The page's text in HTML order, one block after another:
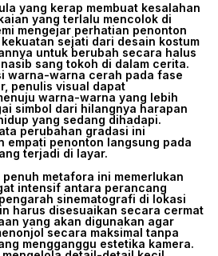
yang kerap membuat kesalahan
yang terlalu mencolok di
mengejar perhatian penonton
sejati dari desain kostum
untuk berubah secara halus
sang tokoh di dalam cerita.
warna-warna cerah pada fase
penulis visual dapat
warna-warna yang lebih
simbol dari hilangnya harapan
yang sedang dihadapi.
perubahan gradasi ini
empati penonton langsung pada
terjadi di layar.
metafora ini memerlukan
intensif antara perancang
sinematografi di lokasi
harus disesuaikan secara cermat
yang akan digunakan agar
secara maksimal tanpa
mengganggu estetika kamera.